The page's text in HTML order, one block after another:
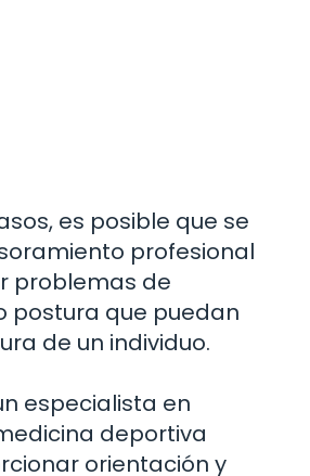
es posible que se
profesional
problemas de
postura que puedan
de un individuo.
especialista en
deportiva
orientación y